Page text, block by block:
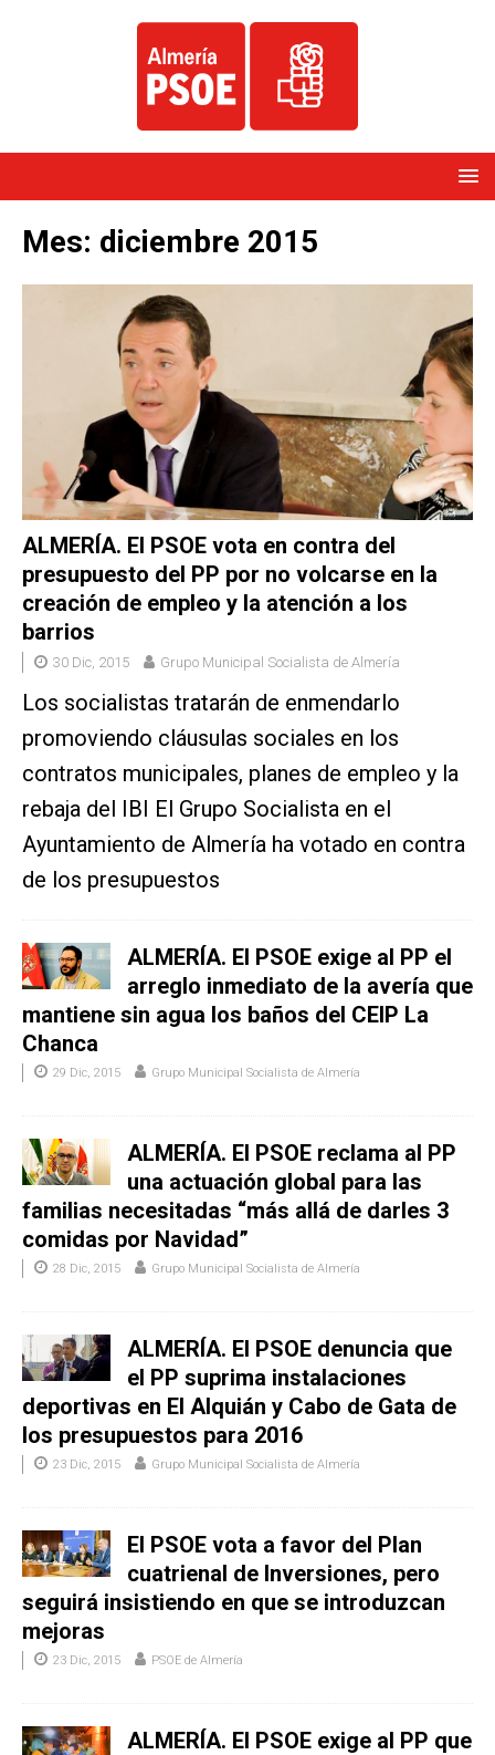
Mes: diciembre 2015
ALMERÍA. El PSOE vota en contra del
presupuesto del PP por no volcarse en la
creación de empleo y la atención a los
barrios
30 Dic, 2015 Grupo Municipal Socialista de Almería
Los socialistas tratarán de enmendarlo
promoviendo cláusulas sociales en los
contratos municipales, planes de empleo y la
rebaja del IBI El Grupo Socialista en el
Ayuntamiento de Almería ha votado en contra
de los presupuestos
ALMERÍA. El PSOE exige al PP el
arreglo inmediato de la avería que
mantiene sin agua los baños del CEIP La
Chanca
29 Dic, 2015 Grupo Municipal Socialista de Almería
ALMERÍA. El PSOE reclama al PP
una actuación global para las
familias necesitadas “más allá de darles 3
comidas por Navidad”
28 Dic, 2015 Grupo Municipal Socialista de Almería
ALMERÍA. El PSOE denuncia que
el PP suprima instalaciones
deportivas en El Alquián y Cabo de Gata de
los presupuestos para 2016
23 Dic, 2015 Grupo Municipal Socialista de Almería
El PSOE vota a favor del Plan
cuatrienal de Inversiones, pero
seguirá insistiendo en que se introduzcan
mejoras
23 Dic, 2015 PSOE de Almería
ALMERÍA. El PSOE exige al PP que